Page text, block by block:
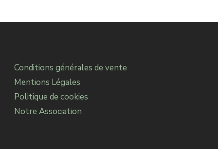
Conditions générales de vente
Mentions Légales
Politique de cookies
Notre Association